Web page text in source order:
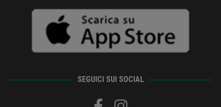
SEGUICI SUI SOCIAL